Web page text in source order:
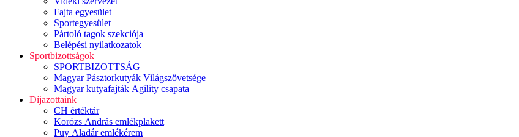
Fajta egyesület
Sportegyesület
Pártoló tagok szekciója
Belépési nyilatkozatok
Sportbizottságok
SPORTBIZOTTSÁG
Magyar Pásztorkutyák Világszövetsége
Magyar kutyafajták Agility csapata
Díjazottaink
CH értéktár
Korózs András emlékplakett
Puy Aladár emlékérem